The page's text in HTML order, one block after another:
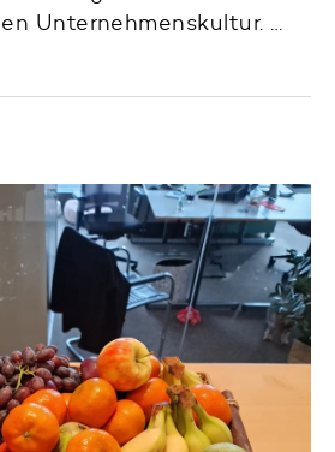
Unternehmenskultur. …